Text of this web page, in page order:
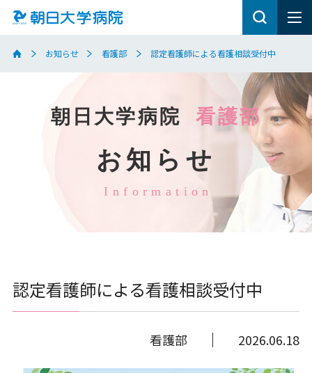
お知らせ 看護部 認定看護師による看護相談受付中
朝日大学病院 看護部
お知らせ
Information
認定看護師による看護相談受付中
看護部 2026.06.18